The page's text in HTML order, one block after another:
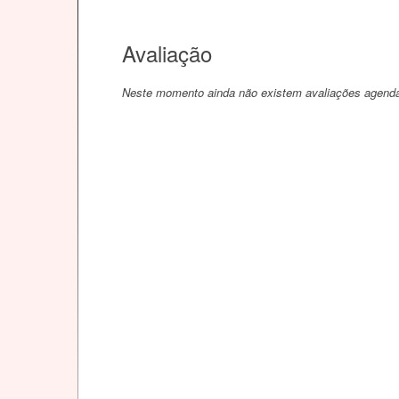
Avaliação
Neste momento ainda não existem avaliações